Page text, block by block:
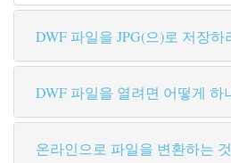
DWF 파일을 JPG(으)로 저장
DWF 파일을 열려면 어떻게 하
온라인으로 파일을 변환하는